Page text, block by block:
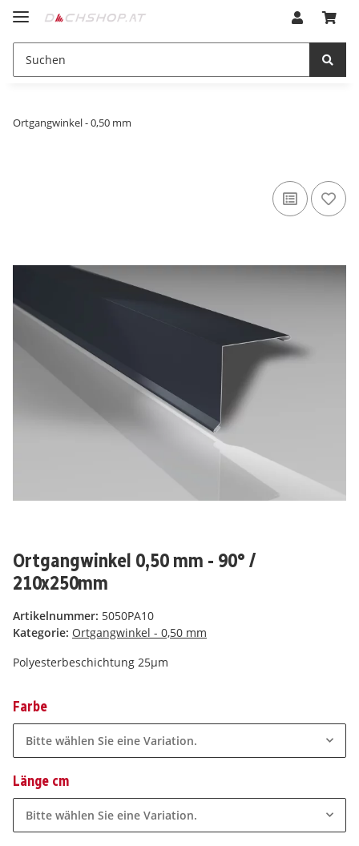
Ortgangwinkel - 0,50 mm
Ortgangwinkel 0,50 mm - 90° /
210x250mm
Artikelnummer: 5050PA10
Kategorie: Ortgangwinkel - 0,50 mm
Polyesterbeschichtung 25µm
Farbe
Bitte wählen Sie eine Variation.
Länge cm
Bitte wählen Sie eine Variation.